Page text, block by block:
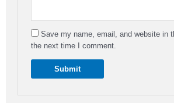
Save my name, email, and website in
the next time I comment.